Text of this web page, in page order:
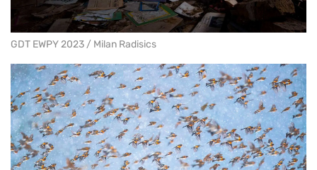
GDT EWPY 2023 / Milan Radisics